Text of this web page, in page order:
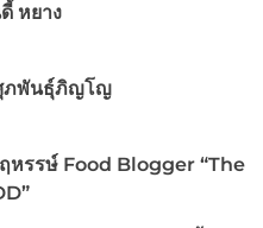
หยาง
ภพันธุ์ภิญโญ
รรษ์ Food Blogger “The